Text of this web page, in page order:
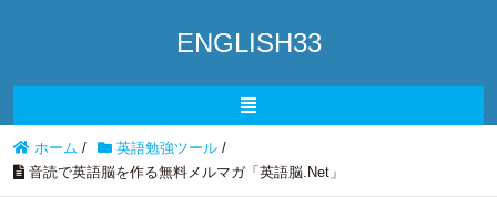
ENGLISH33
ホーム / 英語勉強ツール /
音読で英語脳を作る無料メルマガ「英語脳.Net」